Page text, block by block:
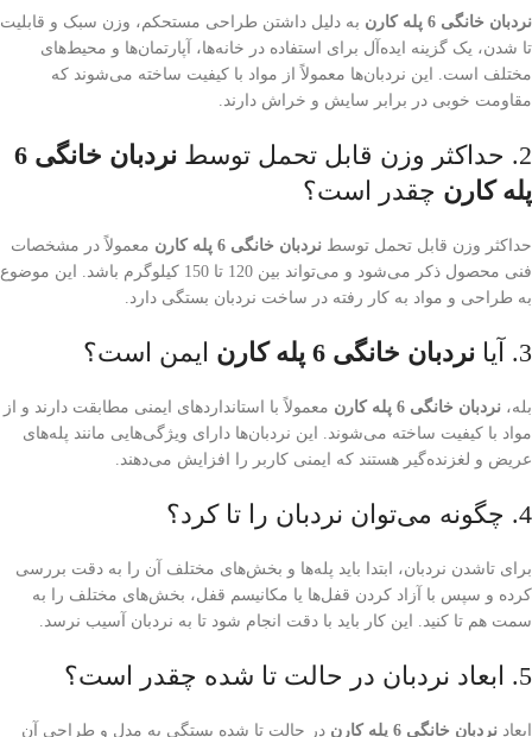
نردبان خانگی 6 پله کارن
به دلیل داشتن طراحی مستحکم، وزن سبک و قابلیت
تا شدن، یک گزینه ایده‌آل برای استفاده در خانه‌ها، آپارتمان‌ها و محیط‌های
مختلف است. این نردبان‌ها معمولاً از مواد با کیفیت ساخته می‌شوند که
مقاومت خوبی در برابر سایش و خراش دارند.
2. حداکثر وزن قابل تحمل توسط
نردبان خانگی 6
پله کارن چقدر است؟
حداکثر وزن قابل تحمل توسط نردبان خانگی 6 پله کارن
معمولاً در مشخصات
فنی محصول ذکر می‌شود و می‌تواند بین 120 تا 150 کیلوگرم باشد. این موضوع
به طراحی و مواد به کار رفته در ساخت نردبان بستگی دارد.
3. آیا نردبان خانگی 6 پله کارن ایمن است؟
بله، نردبان خانگی 6 پله کارن
معمولاً با استانداردهای ایمنی مطابقت دارند و از
مواد با کیفیت ساخته می‌شوند. این نردبان‌ها دارای ویژگی‌هایی مانند پله‌های
عریض و لغزنده‌گیر هستند که ایمنی کاربر را افزایش می‌دهند.
4. چگونه می‌توان نردبان را تا کرد؟
برای تاشدن نردبان، ابتدا باید پله‌ها و بخش‌های مختلف آن را به دقت بررسی
کرده و سپس با آزاد کردن قفل‌ها یا مکانیسم قفل، بخش‌های مختلف را به
سمت هم تا کنید. این کار باید با دقت انجام شود تا به نردبان آسیب نرسد.
5. ابعاد نردبان در حالت تا شده چقدر است؟
ابعاد نردبان خانگی 6 پله کارن در حالت تا شده بستگی به مدل و طراحی آن